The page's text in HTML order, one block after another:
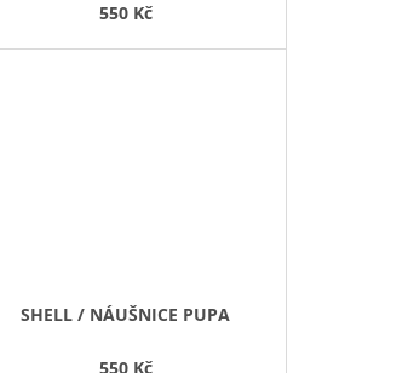
550 Kč
SHELL / NÁUŠNICE PUPA
550 Kč